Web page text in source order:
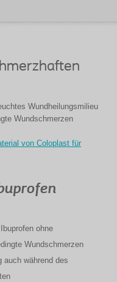
Wundheilungsmilieu
Wundschmerzen
von Coloplast für
ohne
Wundschmerzen
auch während des